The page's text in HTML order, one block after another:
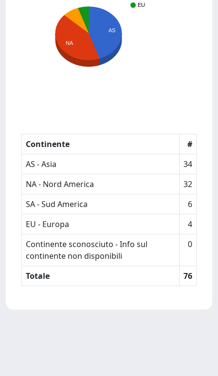
EU
AS
NA
Continente
#
AS - Asia
34
NA - Nord America
32
SA - Sud America
6
EU - Europa
4
Continente sconosciuto - Info sul
continente non disponibili
0
Totale 76